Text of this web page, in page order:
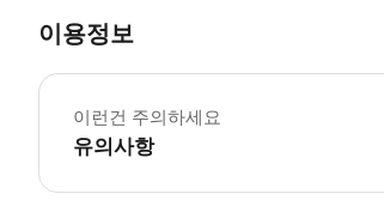
이용정보
이런건 주의하세요
유의사항